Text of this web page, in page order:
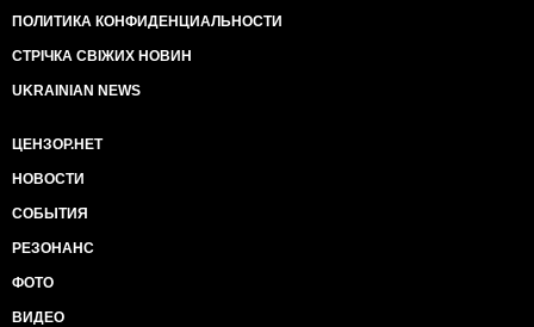
ПОЛИТИКА КОНФИДЕНЦИАЛЬНОСТИ
СТРІЧКА СВІЖИХ НОВИН
UKRAINIAN NEWS
ЦЕНЗОР.НЕТ
НОВОСТИ
СОБЫТИЯ
РЕЗОНАНС
ФОТО
ВИДЕО